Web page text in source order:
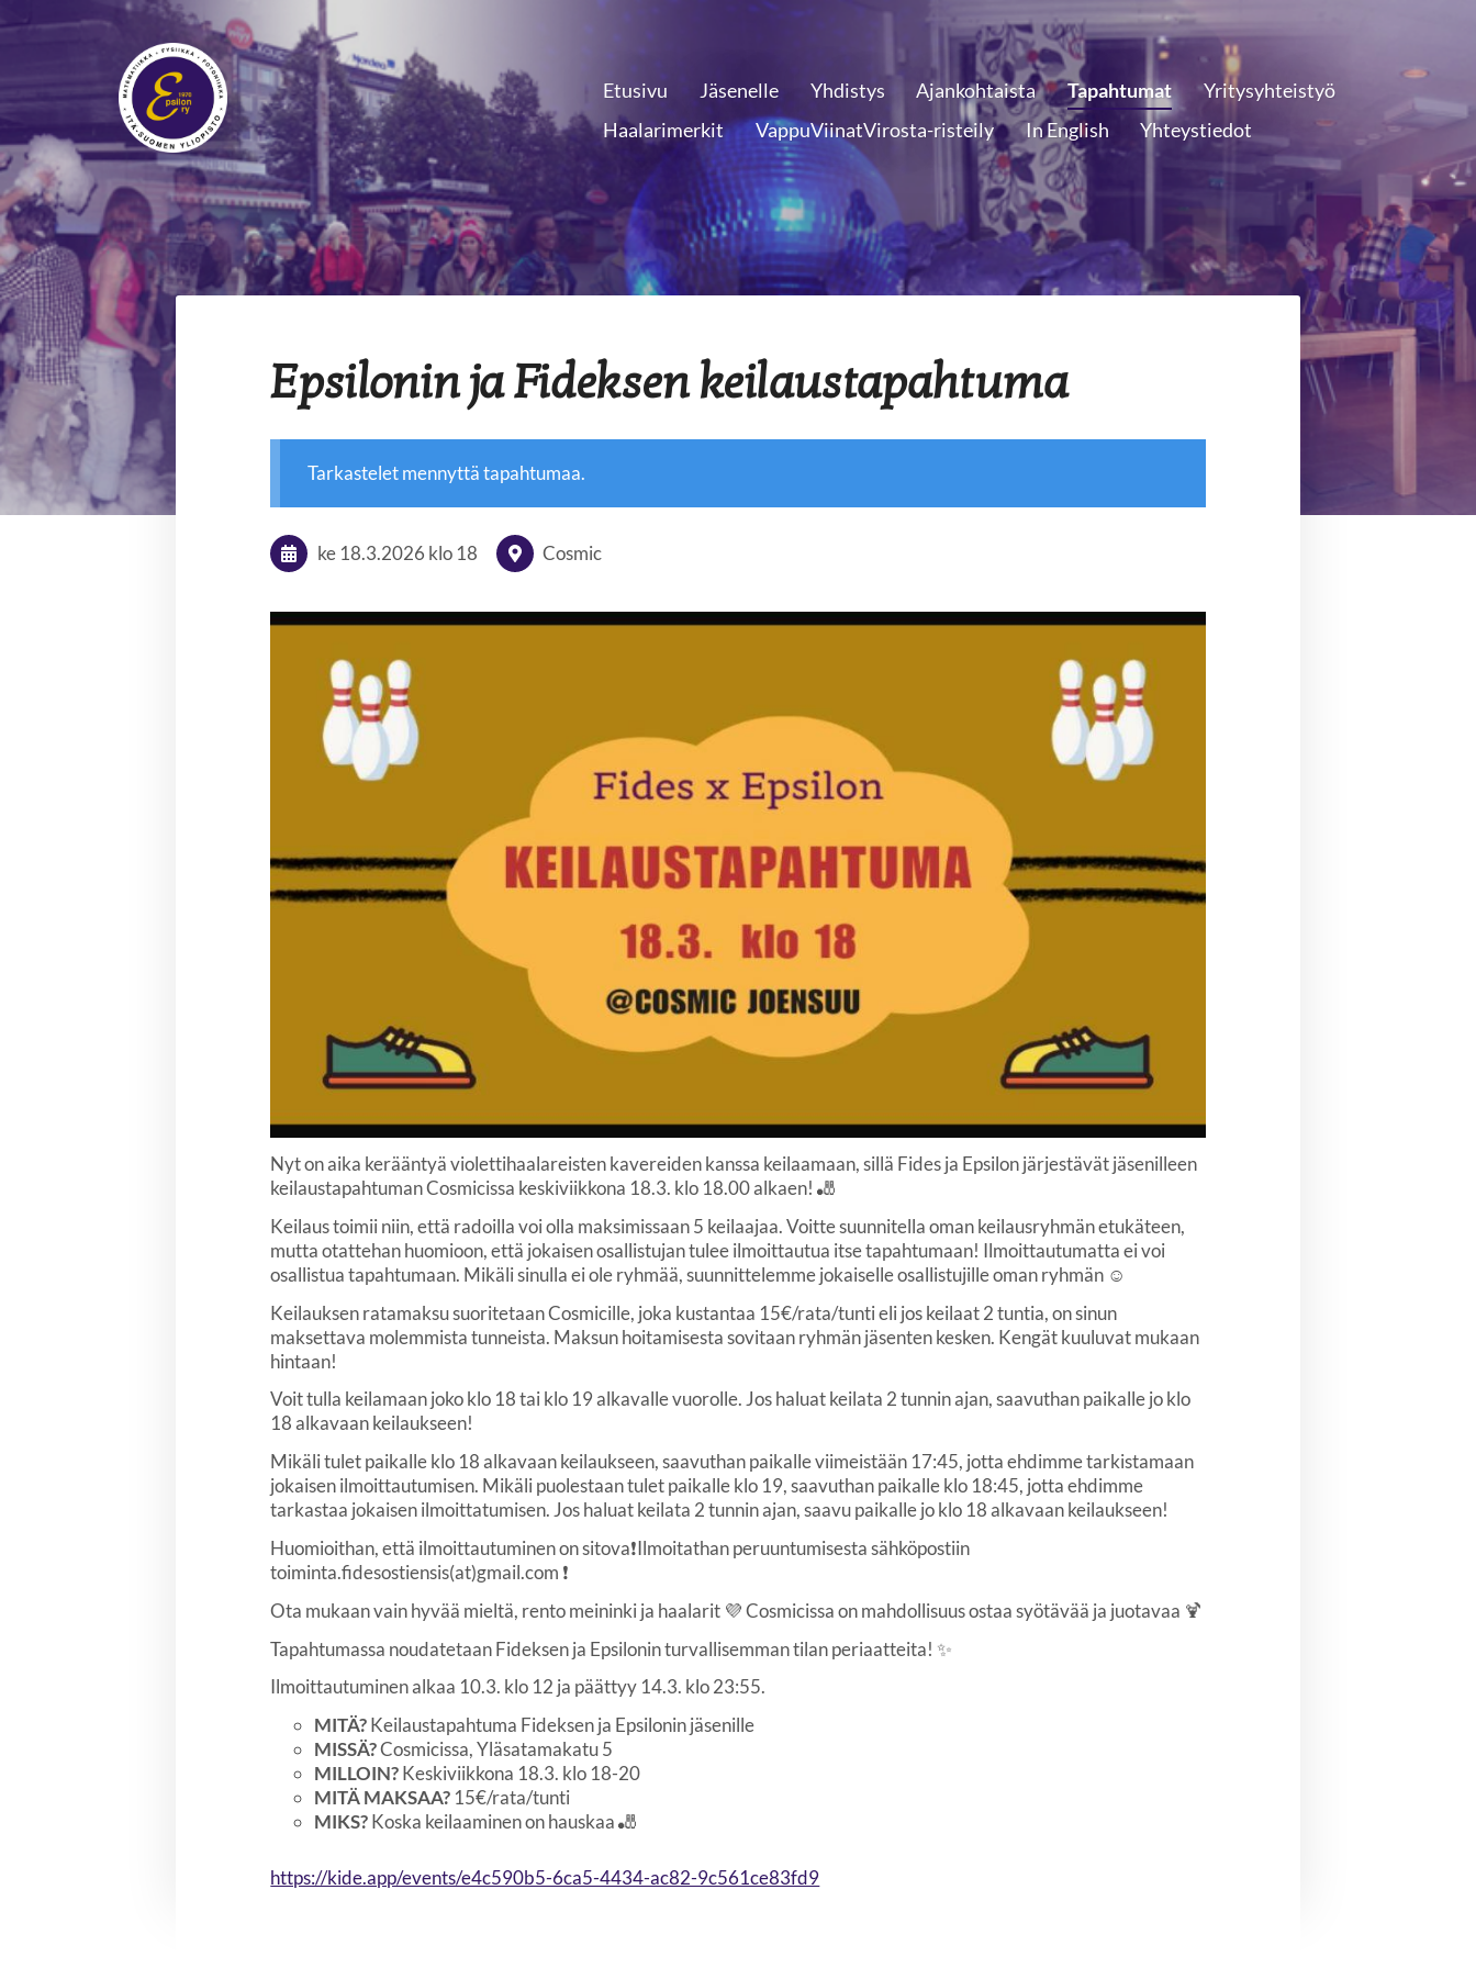
Siirry
Epsilon ry
Etusivu Jäsenelle Yhdistys Ajankohtaista Tapahtumat
Yritysyhteistyö
Haalarimerkit
VappuViinatVirosta-risteily In English Yhteystiedot
Epsilonin ja Fideksen keilaustapahtuma
Tarkastelet mennyttä tapahtumaa.
ke 18.3.2026 klo 18 Cosmic
Nyt on aika kerääntyä violettihaalareisten kavereiden kanssa keilaamaan, sillä Fides ja Epsilon järjestävät jäsenilleen
keilaustapahtuman Cosmicissa keskiviikkona 18.3. klo 18.00 alkaen! 🎳
Keilaus toimii niin, että radoilla voi olla maksimissaan 5 keilaajaa. Voitte suunnitella oman keilausryhmän etukäteen,
mutta otattehan huomioon, että jokaisen osallistujan tulee ilmoittautua itse tapahtumaan! Ilmoittautumatta ei voi
osallistua tapahtumaan. Mikäli sinulla ei ole ryhmää, suunnittelemme jokaiselle osallistujille oman ryhmän ☺️
Keilauksen ratamaksu suoritetaan Cosmicille, joka kustantaa 15€/rata/tunti eli jos keilaat 2 tuntia, on sinun
maksettava molemmista tunneista. Maksun hoitamisesta sovitaan ryhmän jäsenten kesken. Kengät kuuluvat mukaan
hintaan!
Voit tulla keilamaan joko klo 18 tai klo 19 alkavalle vuorolle. Jos haluat keilata 2 tunnin ajan, saavuthan paikalle jo klo
18 alkavaan keilaukseen!
Mikäli tulet paikalle klo 18 alkavaan keilaukseen, saavuthan paikalle viimeistään 17:45, jotta ehdimme tarkistamaan
jokaisen ilmoittautumisen. Mikäli puolestaan tulet paikalle klo 19, saavuthan paikalle klo 18:45, jotta ehdimme
tarkastaa jokaisen ilmoittatumisen. Jos haluat keilata 2 tunnin ajan, saavu paikalle jo klo 18 alkavaan keilaukseen!
Huomioithan, että ilmoittautuminen on sitova❗️Ilmoitathan peruuntumisesta sähköpostiin
toiminta.fidesostiensis(at)gmail.com ❗️
Ota mukaan vain hyvää mieltä, rento meininki ja haalarit 💜 Cosmicissa on mahdollisuus ostaa syötävää ja juotavaa 🍹
Tapahtumassa noudatetaan Fideksen ja Epsilonin turvallisemman tilan periaatteita! ✨️
Ilmoittautuminen alkaa 10.3. klo 12 ja päättyy 14.3. klo 23:55.
MITÄ?Keilaustapahtuma Fideksen ja Epsilonin jäsenille
MISSÄ?Cosmicissa, Yläsatamakatu 5
MILLOIN?Keskiviikkona 18.3. klo 18-20
MITÄ MAKSAA? 15€/rata/tunti
MIKS?Koska keilaaminen on hauskaa 🎳
https://kide.app/events/e4c590b5-6ca5-4434-ac82-9c561ce83fd9